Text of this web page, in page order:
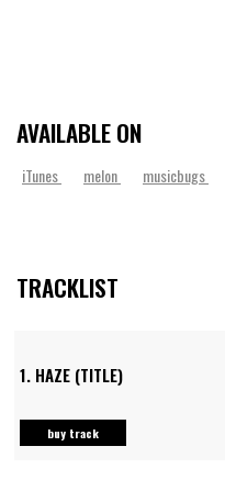
AVAILABLE ON
iTunes melon musicbugs
TRACKLIST
1. HAZE (TITLE)
buy track